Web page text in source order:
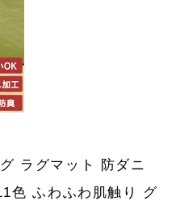
ラグマット 防ダニ
色 ふわふわ肌触り グ